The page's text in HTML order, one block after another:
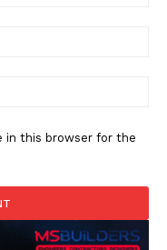
in this browser for the